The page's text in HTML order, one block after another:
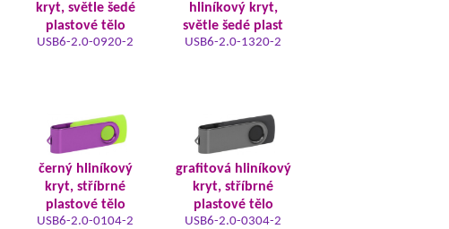
kryt, světle šedé
plastové tělo
USB6-2.0-0920-2
hliníkový kryt,
světle šedé plast
USB6-2.0-1320-2
černý hliníkový
kryt, stříbrné
plastové tělo
USB6-2.0-0104-2
grafitová hliníkový
kryt, stříbrné
plastové tělo
USB6-2.0-0304-2